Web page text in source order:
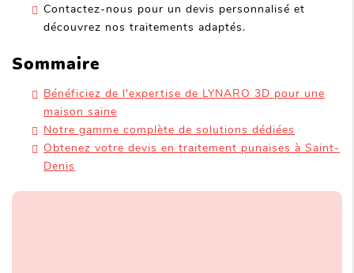
Contactez-nous pour un devis personnalisé et
découvrez nos traitements adaptés.
Sommaire
Bénéficiez de l'expertise de LYNARO 3D pour une
maison saine
Notre gamme complète de solutions dédiées
Obtenez votre devis en traitement punaises à Saint-
Denis